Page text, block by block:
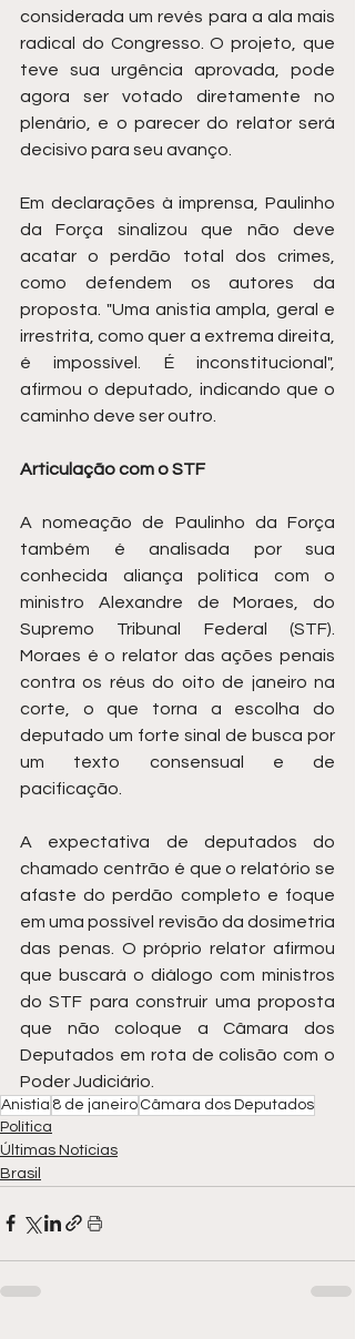
considerada um revés para a ala mais
radical do Congresso. O projeto, que
teve sua urgência aprovada, pode
agora ser votado diretamente no
plenário, e o parecer do relator será
decisivo para seu avanço.
Em declarações à imprensa, Paulinho
da Força sinalizou que não deve
acatar o perdão total dos crimes,
como defendem os autores da
proposta. "Uma anistia ampla, geral e
irrestrita, como quer a extrema direita,
é impossível. É inconstitucional",
afirmou o deputado, indicando que o
caminho deve ser outro.
Articulação com o STF
A nomeação de Paulinho da Força
também é analisada por sua
conhecida aliança política com o
ministro Alexandre de Moraes, do
Supremo Tribunal Federal (STF).
Moraes é o relator das ações penais
contra os réus do oito de janeiro na
corte, o que torna a escolha do
deputado um forte sinal de busca por
um texto consensual e de
pacificação.
A expectativa de deputados do
chamado centrão é que o relatório se
afaste do perdão completo e foque
em uma possível revisão da dosimetria
das penas. O próprio relator afirmou
que buscará o diálogo com ministros
do STF para construir uma proposta
que não coloque a Câmara dos
Deputados em rota de colisão com o
Poder Judiciário.
Anistia 8 de janeiro Câmara dos Deputados
Política
Últimas Notícias
Brasil